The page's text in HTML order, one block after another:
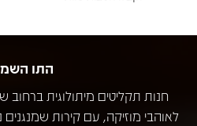
התו
לאוהבי מוזיקה, עם קירות שמנגנים